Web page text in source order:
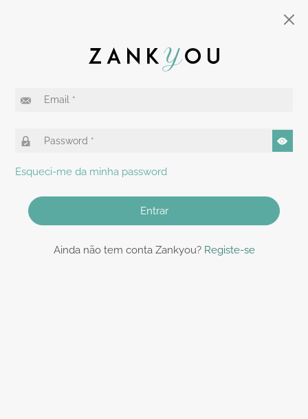
Esqueci-me da minha password
Entrar
Ainda não tem conta Zankyou? Registe-se